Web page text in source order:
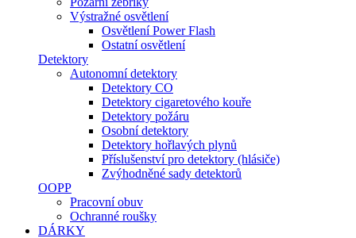
Výstražné osvětlení
Osvětlení Power Flash
Ostatní osvětlení
Detektory
Autonomní detektory
Detektory CO
Detektory cigaretového kouře
Detektory požáru
Osobní detektory
Detektory hořlavých plynů
Příslušenství pro detektory (hlásiče)
Zvýhodněné sady detektorů
OOPP
Pracovní obuv
Ochranné roušky
DÁRKY